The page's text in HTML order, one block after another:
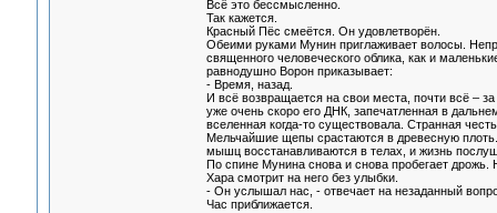
Всё это бессмысленно.
Так кажется.
Красный Пёс смеётся. Он удовлетворён.
Обеими руками Мунин приглаживает волосы.
священного человеческого облика, как и
равнодушно Ворон приказывает:
- Время, назад.
И всё возвращается на свои места, почти всё –
уже очень скоро его ДНК, запечатленная в
вселенная когда-то существовала. Странная
Мельчайшие щепы срастаются в древесную
мышц восстанавливаются в телах, и жизнь
По спине Мунина снова и снова пробегает
Хара смотрит на него без улыбки.
- Он услышал нас, - отвечает на незаданный
Час приближается.